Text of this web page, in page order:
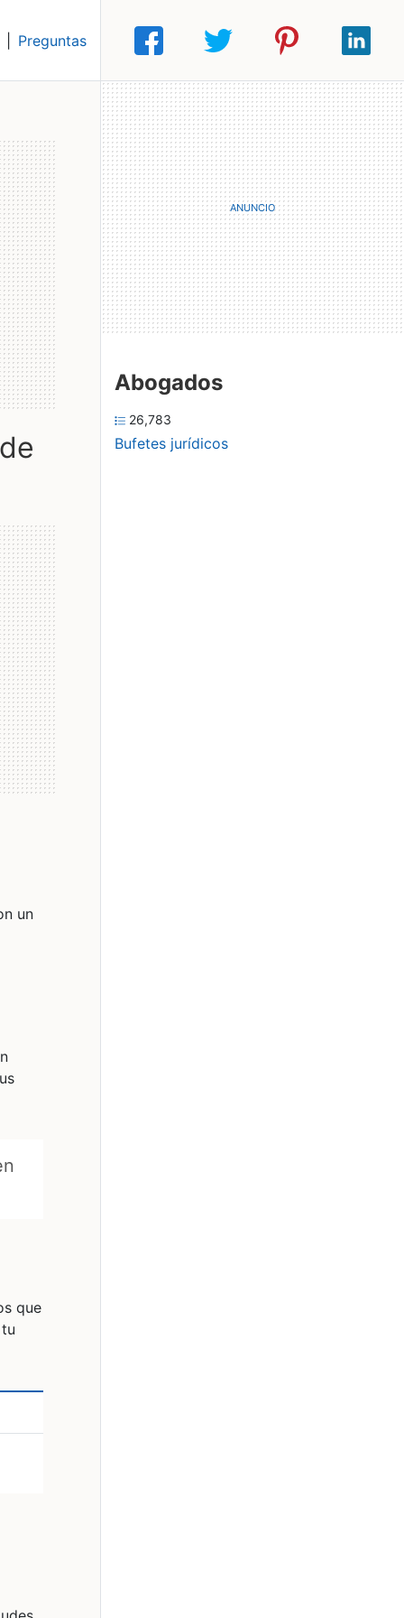
Preguntas
un
que
Abogados
26,783
Bufetes jurídicos